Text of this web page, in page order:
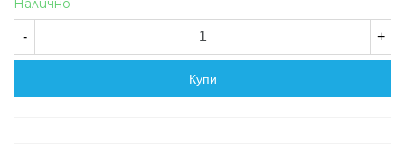
Налично
- +
Купи